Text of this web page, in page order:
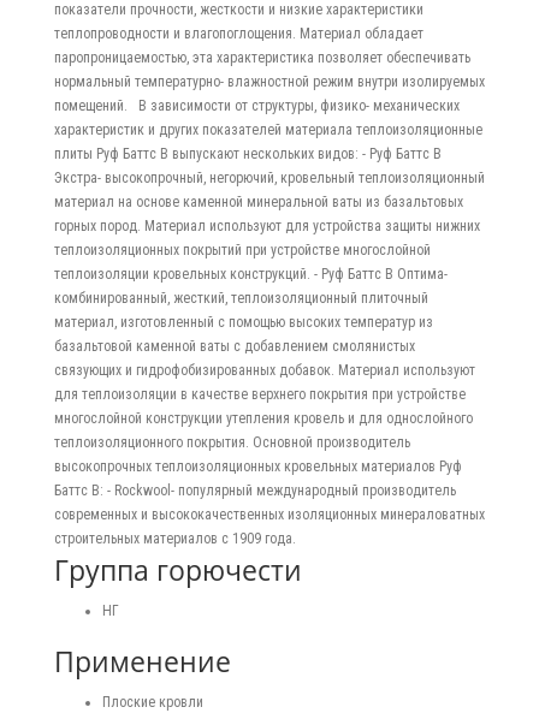
показатели прочности, жесткости и низкие характеристики
теплопроводности и влагопоглощения. Материал обладает
паропроницаемостью, эта характеристика позволяет обеспечивать
нормальный температурно- влажностной режим внутри изолируемых
помещений. В зависимости от структуры, физико- механических
характеристик и других показателей материала теплоизоляционные
плиты Руф Баттс В выпускают нескольких видов: - Руф Баттс В
Экстра- высокопрочный, негорючий, кровельный теплоизоляционный
материал на основе каменной минеральной ваты из базальтовых
горных пород. Материал используют для устройства защиты нижних
теплоизоляционных покрытий при устройстве многослойной
теплоизоляции кровельных конструкций. - Руф Баттс В Оптима-
комбинированный, жесткий, теплоизоляционный плиточный
материал, изготовленный с помощью высоких температур из
базальтовой каменной ваты с добавлением смолянистых
связующих и гидрофобизированных добавок. Материал используют
для теплоизоляции в качестве верхнего покрытия при устройстве
многослойной конструкции утепления кровель и для однослойного
теплоизоляционного покрытия. Основной производитель
высокопрочных теплоизоляционных кровельных материалов Руф
Баттс В: - Rockwool- популярный международный производитель
современных и высококачественных изоляционных минераловатных
строительных материалов с 1909 года.
Группа горючести
НГ
Применение
Плоские кровли